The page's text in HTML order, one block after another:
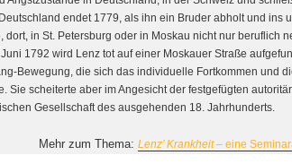
endet 1779, als ihn ein Bruder abholt und ins
in St. Petersburg oder in Moskau nicht nur beruflich
1792 wird Lenz tot auf einer Moskauer Straße
Bewegung, die sich das individuelle Fortkommen und
Sie scheiterte aber im Angesicht der festgefügten
Gesellschaft des ausgehenden 18. Jahrhunderts.
Mehr zum Thema: Lenz’ Krankheit– eine